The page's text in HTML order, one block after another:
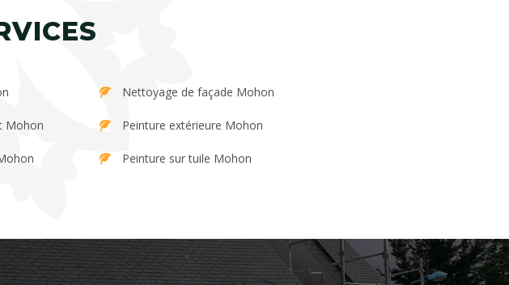
Mohon
Nettoyage de façade Mohon
Peinture extérieure Mohon
Peinture sur tuile Mohon